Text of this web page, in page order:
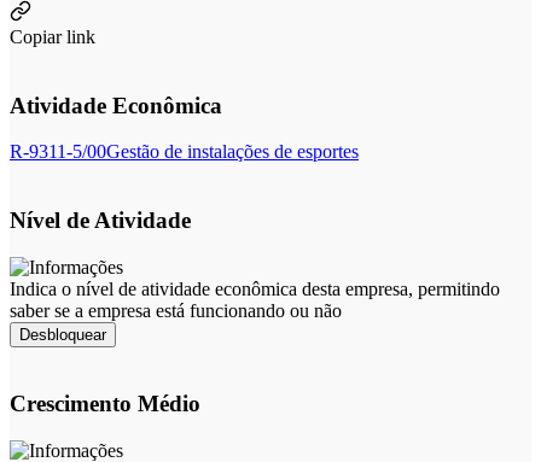
Copiar link
Atividade Econômica
R-9311-5/00Gestão de instalações de esportes
Nível de Atividade
Indica o nível de atividade econômica desta empresa, permitindo
saber se a empresa está funcionando ou não
Desbloquear
Crescimento Médio